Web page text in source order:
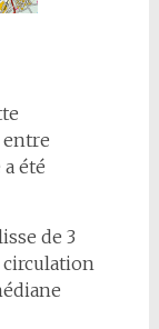
entre
été
de 3
circulation